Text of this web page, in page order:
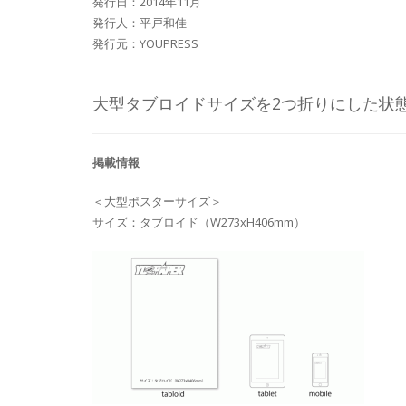
発行人：平戸和佳
発行元：YOUPRESS
大型タブロイドサイズを2つ折りにした状
掲載情報
＜大型ポスターサイズ＞
サイズ：タブロイド（W273xH406mm）